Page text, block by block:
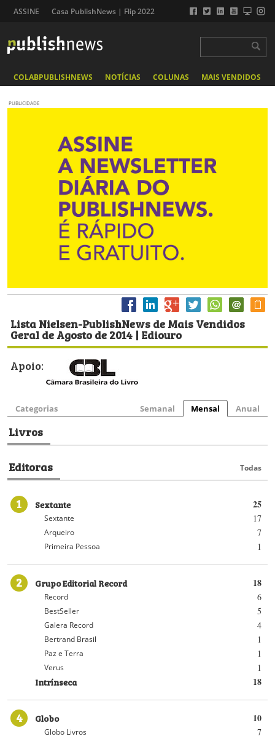
ASSINE Casa PublishNews | Flip 2022
COLABPUBLISHNEWS NOTÍCIAS COLUNAS MAIS VENDIDOS
PUBLICIDADE
Lista Nielsen-PublishNews de Mais Vendidos
Geral de Agosto de 2014 | Ediouro
Apoio:
Categorias Semanal Mensal Anual
Livros
Editoras Todas
1 25
Sextante
17
Sextante
7
Arqueiro
1
Primeira Pessoa
2 18
Grupo Editorial Record
6
Record
5
BestSeller
4
Galera Record
1
Bertrand Brasil
1
Paz e Terra
1
Verus
18
Intrínseca
4 10
Globo
7
Globo Livros